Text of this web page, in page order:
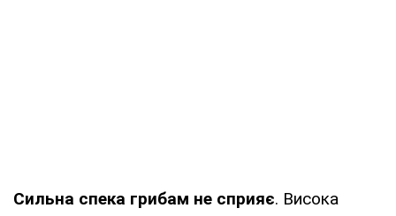
Сильна спека грибам не сприяє. Висока